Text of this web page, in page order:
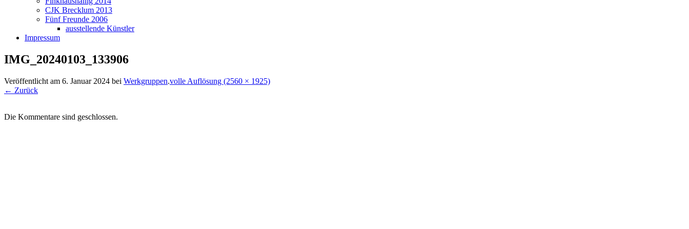
CJK Brecklum 2013
Fünf Freunde 2006
ausstellende Künstler
Impressum
IMG_20240103_133906
Veröffentlicht am 6. Januar 2024 bei Werkgruppen.volle Auflösung (2560 × 1925)
← Zurück
Die Kommentare sind geschlossen.